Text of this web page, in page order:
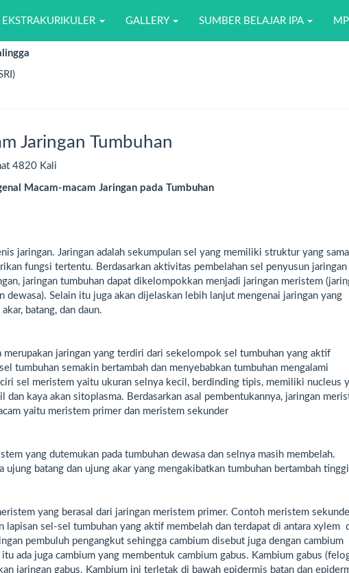
EKSTRAKURIKULER GALLERY SUMBER BELAJAR IPA
Jaringan Tumbuhan
4820 Kali
Macam-macam Jaringan pada Tumbuhan
jaringan. Jaringan adalah sekumpulan sel yang memiliki struktur yang
fungsi tertentu. Berdasarkan aktivitas pembelahan sel penyusun jaringan
jaringan tumbuhan dapat dikelompokkan menjadi jaringan meristem
dewasa). Selain itu juga akan dijelaskan lebih lanjut mengenai jaringan yang
batang, dan daun.
merupakan jaringan yang terdiri dari sekelompok sel tumbuhan yang aktif
tumbuhan semakin bertambah dan menyebabkan tumbuhan mengalami
sel meristem yaitu ukuran selnya kecil, berdinding tipis, memiliki nucleus
dan kaya akan sitoplasma. Berdasarkan asal pembentukannya, jaringan
yaitu meristem primer dan meristem sekunder
yang dutemukan pada tumbuhan dewasa dan selnya masih membelah.
ujung batang dan ujung akar yang mengakibatkan tumbuhan bertambah
yang berasal dari jaringan meristem primer. Contoh meristem
lapisan sel-sel tumbuhan yang aktif membelah dan terdapat di antara xylem
pembuluh pengangkut sehingga cambium disebut juga dengan cambium
ada juga cambium yang membentuk cambium gabus. Kambium gabus
jaringan gabus. Kambium ini terletak di bawah epidermis batan dan